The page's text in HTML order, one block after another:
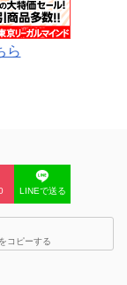
ら
LINEで送る
コピーする